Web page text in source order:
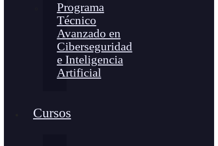
Programa
Técnico
Avanzado en
Ciberseguridad
e Inteligencia
Artificial
Cursos